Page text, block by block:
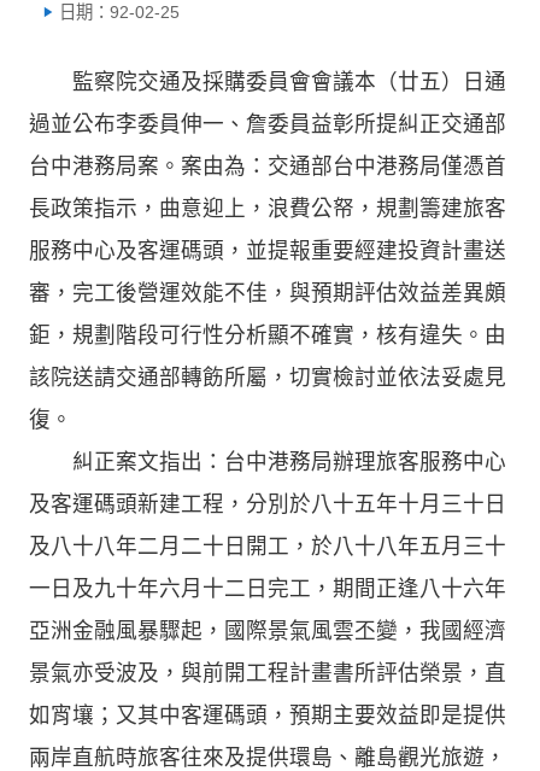
日期：92-02-25
監察院交通及採購委員會會議本（廿五）日通
過並公布李委員伸一、詹委員益彰所提糾正交通部
台中港務局案。案由為：交通部台中港務局僅憑首
長政策指示，曲意迎上，浪費公帑，規劃籌建旅客
服務中心及客運碼頭，並提報重要經建投資計畫送
審，完工後營運效能不佳，與預期評估效益差異頗
鉅，規劃階段可行性分析顯不確實，核有違失。由
該院送請交通部轉飭所屬，切實檢討並依法妥處見
復。
糾正案文指出：台中港務局辦理旅客服務中心
及客運碼頭新建工程，分別於八十五年十月三十日
及八十八年二月二十日開工，於八十八年五月三十
一日及九十年六月十二日完工，期間正逢八十六年
亞洲金融風暴驟起，國際景氣風雲丕變，我國經濟
景氣亦受波及，與前開工程計畫書所評估榮景，直
如宵壤；又其中客運碼頭，預期主要效益即是提供
兩岸直航時旅客往來及提供環島、離島觀光旅遊，